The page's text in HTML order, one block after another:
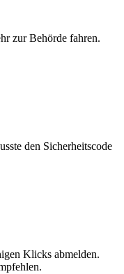
zur Behörde fahren.
den Sicherheitscode
Klicks abmelden.